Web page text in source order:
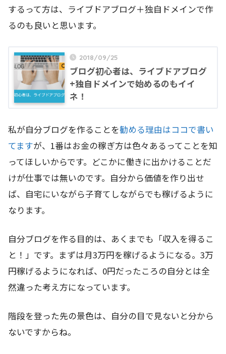
するって方は、ライブドアブログ＋独自ドメインで作
るのも良いと思います。
2018/09/25
ブログ初心者は、ライブドアブログ
+独自ドメインで始めるのもイイ
ネ！
私が自分ブログを作ることを勧める理由はココで書い
てますが、1番はお金の稼ぎ方は色々あるってことを知
ってほしいからです。どこかに働きに出かけることだ
けが仕事では無いのです。自分から価値を作り出せ
ば、自宅にいながら子育てしながらでも稼げるように
なります。
自分ブログを作る目的は、あくまでも「収入を得るこ
と！」です。まずは月3万円を稼げるようになる。3万
円稼げるようになれば、0円だったころの自分とは全
然違った考え方になっています。
階段を登った先の景色は、自分の目で見ないと分から
ないですからね。